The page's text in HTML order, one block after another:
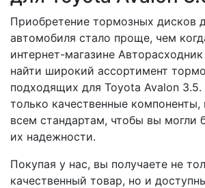
Приобретение тормозных дисков
автомобиля стало проще, чем
интернет-магазине
найти широкий ассортимент
подходящих для Toyota Avalon
только качественные
всем стандартам, чтобы вы могли
их надежности.
Покупая у нас, вы получаете не
качественный товар, но и